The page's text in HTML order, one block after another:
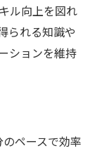
ル向上を図れ
られる知識や
ションを維持
ペースで効率